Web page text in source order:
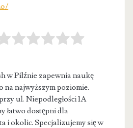
w Pilźnie zapewnia naukę
na najwyższym poziomie.
ul. Niepodległości 1A
łatwo dostępni dla
i okolic. Specjalizujemy się w